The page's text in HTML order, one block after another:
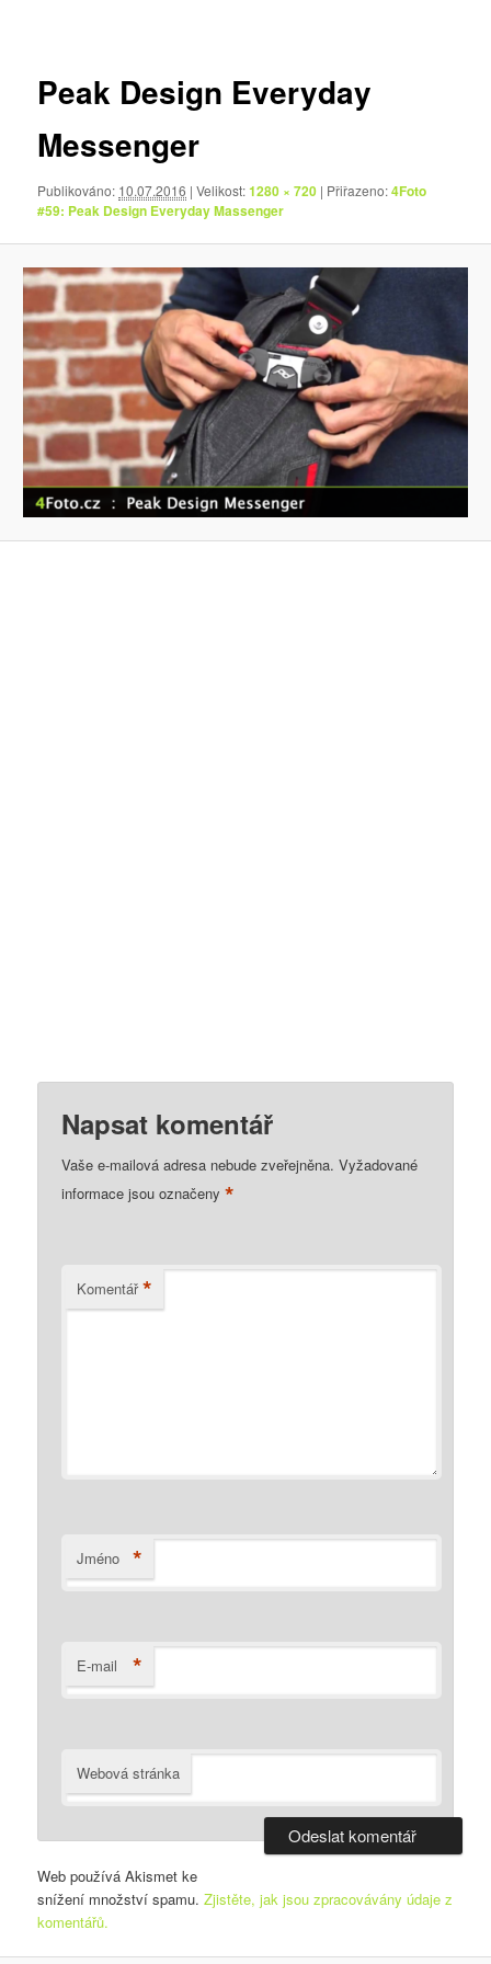
Peak Design Everyday
Messenger
Publikováno: 10.07.2016 | Velikost:1280 × 720 | Přiřazeno:4Foto
#59: Peak Design Everyday Massenger
Napsat komentář
Vaše e-mailová adresa nebude zveřejněna. Vyžadované
informace jsou označeny*
Komentář *
Jméno *
E-mail *
Webová stránka
Web používá Akismet ke
snížení množství spamu.Zjistěte, jak jsou zpracovávány údaje z
komentářů.